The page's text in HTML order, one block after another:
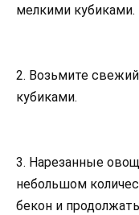
мелкими кубиками.
2. Возьмите
кубиками.
3. Нарезанные
небольшом
бекон и